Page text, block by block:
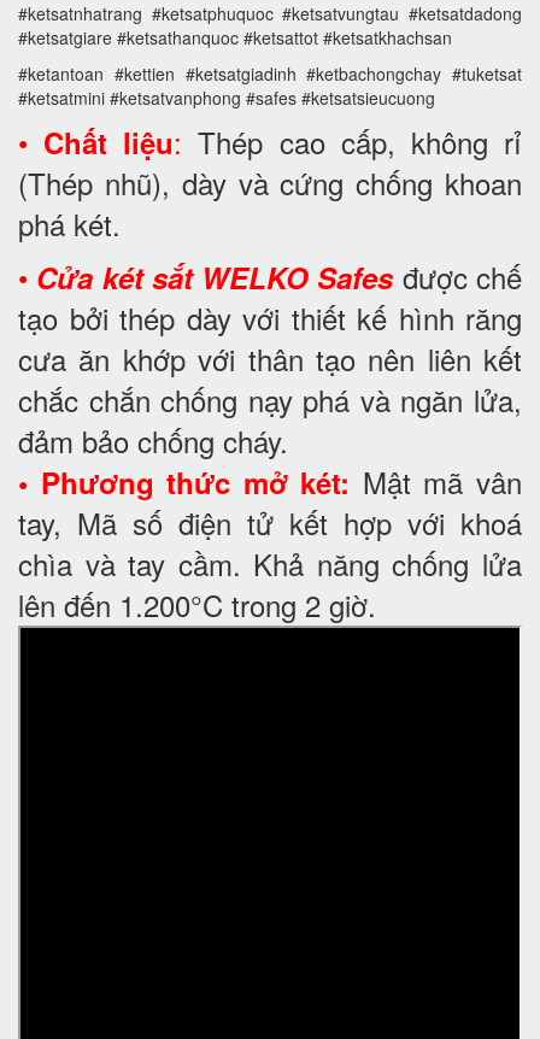
#ketsatnhatrang #ketsatphuquoc #ketsatvungtau #ketsatdadong
#ketsatgiare #ketsathanquoc #ketsattot #ketsatkhachsan
#ketantoan #kettien #ketsatgiadinh #ketbachongchay #tuketsat
#ketsatmini #ketsatvanphong #safes #ketsatsieucuong
• Chất liệu: Thép cao cấp, không rỉ
(Thép nhũ), dày và cứng chống khoan
phá két.
• Cửa két sắt WELKO Safesđược chế
tạo bởi thép dày với thiết kế hình răng
cưa ăn khớp với thân tạo nên liên kết
chắc chắn chống nạy phá và ngăn lửa,
đảm bảo chống cháy.
• Phương thức mở két: Mật mã vân
tay, Mã số điện tử kết hợp với khoá
chìa và tay cầm. Khả năng chống lửa
lên đến 1.200°C trong 2 giờ.